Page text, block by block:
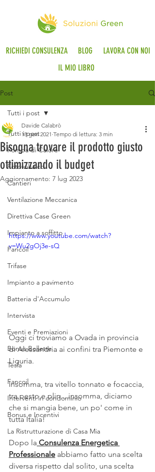
RICHIEDI CONSULENZA BLOG
LAVORA CON NOI
IL MIO LIBRO
Post
Tutti i post
Pompa di Calore
Fotovoltaico
Cantieri
Ventilazione Meccanica
Direttiva Case Green
Impianto a soffitto
Fancoil
Trifase
Impianto a pavimento
Batteria d'Accumulo
Intervista
Eventi e Premiazioni
Bonus Bollette
Tesla
Fancoil
Interventi in condominio
Bonus e Incentivi
La Ristrutturazione di Casa Mia
Tutti i post
Bisogna trovare il prodotto giusto
ottimizzando il budget
Davide Calabrò
18 gen 2021 Tempo di lettura: 3 min
Aggiornamento: 7 lug 2023
https://www.youtube.com/watch?
v=Wu2gOj3e-sQ
Oggi ci troviamo a Ovada in provincia
di Alessandria ai confini tra Piemonte e
Liguria.
Insomma, tra vitello tonnato e focaccia,
tra pesto e plin... insomma, diciamo
che si mangia bene, un po' come in
tutta Italia!
Dopo la Consulenza Energetica
Professionale abbiamo fatto una scelta
diversa rispetto dal solito, una scelta